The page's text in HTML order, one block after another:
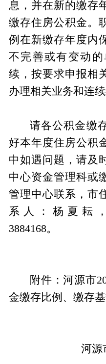
息，并在新的缴存
缴存住房公积金。
例在新缴存年度内
不完善或有变动
续，按要求申报相
办理相关业务和连续
请各公积金缴
好本年度住房公积
中如遇问题，请及
中心资金管理科或
管理中心联系，市
系人：杨夏耘
3884168。
附件：河源市
金缴存比例、缴存
河源